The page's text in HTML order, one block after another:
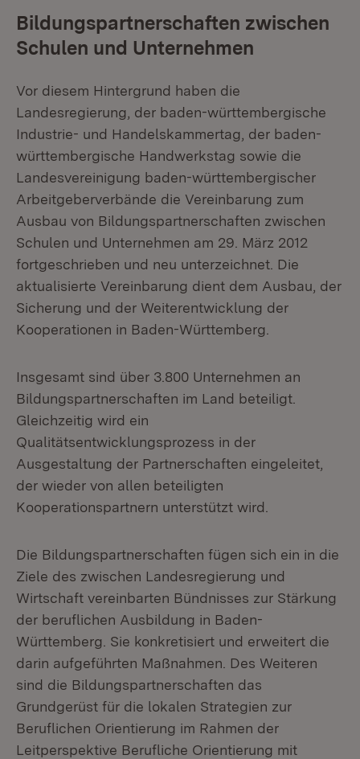
Bildungspartnerschaften zwischen
Schulen und Unternehmen
Vor diesem Hintergrund haben die
Landesregierung, der baden-württembergische
Industrie- und Handelskammertag, der baden-
württembergische Handwerkstag sowie die
Landesvereinigung baden-württembergischer
Arbeitgeberverbände die Vereinbarung zum
Ausbau von Bildungspartnerschaften zwischen
Schulen und Unternehmen am 29. März 2012
fortgeschrieben und neu unterzeichnet. Die
aktualisierte Vereinbarung dient dem Ausbau, der
Sicherung und der Weiterentwicklung der
Kooperationen in Baden-Württemberg.
Insgesamt sind über 3.800 Unternehmen an
Bildungspartnerschaften im Land beteiligt.
Gleichzeitig wird ein
Qualitätsentwicklungsprozess in der
Ausgestaltung der Partnerschaften eingeleitet,
der wieder von allen beteiligten
Kooperationspartnern unterstützt wird.
Die Bildungspartnerschaften fügen sich ein in die
Ziele des zwischen Landesregierung und
Wirtschaft vereinbarten Bündnisses zur Stärkung
der beruflichen Ausbildung in Baden-
Württemberg. Sie konkretisiert und erweitert die
darin aufgeführten Maßnahmen. Des Weiteren
sind die Bildungspartnerschaften das
Grundgerüst für die lokalen Strategien zur
Beruflichen Orientierung im Rahmen der
Leitperspektive Berufliche Orientierung mit